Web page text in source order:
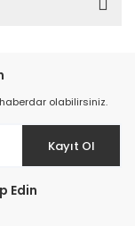
olabilirsiniz.
Kayıt Ol
Edin